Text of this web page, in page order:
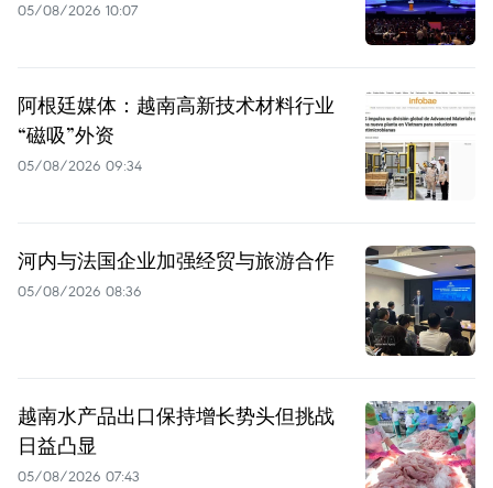
05/08/2026 10:07
阿根廷媒体：越南高新技术材料行业
“磁吸”外资
05/08/2026 09:34
河内与法国企业加强经贸与旅游合作
05/08/2026 08:36
越南水产品出口保持增长势头但挑战
日益凸显
05/08/2026 07:43